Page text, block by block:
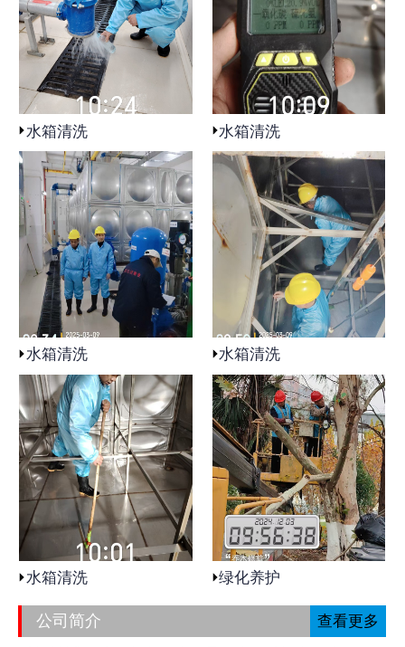
水箱清洗 水箱清洗
水箱清洗 水箱清洗
水箱清洗 绿化养护
公司简介 查看更多